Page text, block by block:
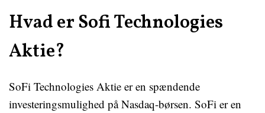
Hvad er Sofi Technologies
Aktie?
SoFi Technologies Aktie er en spændende
investeringsmulighed på Nasdaq-børsen. SoFi er en